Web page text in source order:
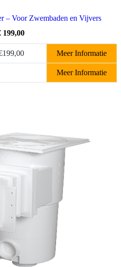
– Voor Zwembaden en Vijvers
199,00
Meer Informatie
Meer Informatie